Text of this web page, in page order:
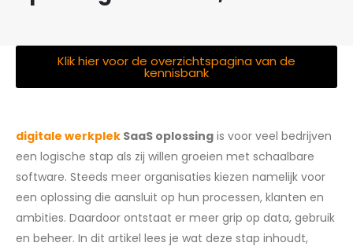
Klik hier voor de overzichtspagina van de
kennisbank
digitale werkplek SaaS oplossing is voor veel bedrijven
een logische stap als zij willen groeien met schaalbare
software. Steeds meer organisaties kiezen namelijk voor
een oplossing die aansluit op hun processen, klanten en
ambities. Daardoor ontstaat er meer grip op data, gebruik
en beheer. In dit artikel lees je wat deze stap inhoudt,